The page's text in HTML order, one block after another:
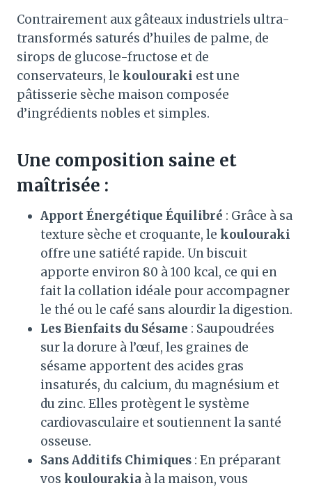
Contrairement aux gâteaux industriels ultra-
transformés saturés d’huiles de palme, de
sirops de glucose-fructose et de
conservateurs, le koulouraki est une
pâtisserie sèche maison composée
d’ingrédients nobles et simples.
Une composition saine et
maîtrisée :
Apport Énergétique Équilibré : Grâce à sa
texture sèche et croquante, le koulouraki
offre une satiété rapide. Un biscuit
apporte environ 80 à 100 kcal, ce qui en
fait la collation idéale pour accompagner
le thé ou le café sans alourdir la digestion.
Les Bienfaits du Sésame : Saupoudrées
sur la dorure à l’œuf, les graines de
sésame apportent des acides gras
insaturés, du calcium, du magnésium et
du zinc. Elles protègent le système
cardiovasculaire et soutiennent la santé
osseuse.
Sans Additifs Chimiques : En préparant
vos koulourakia à la maison, vous